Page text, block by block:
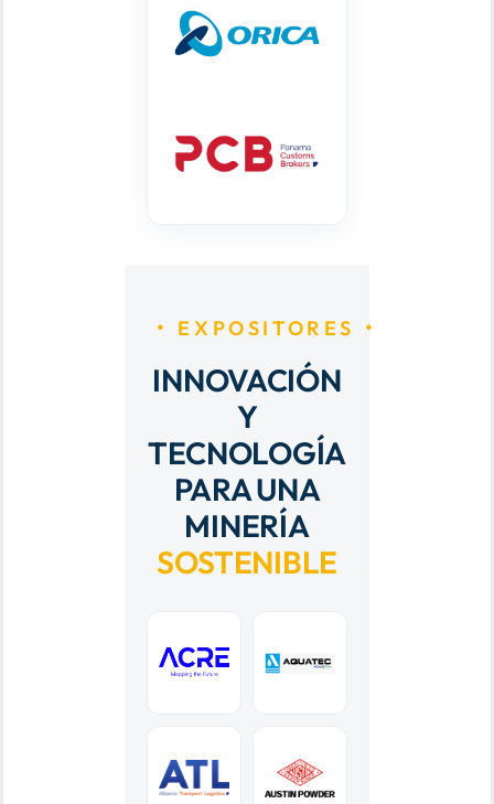
EXPOSITORES
INNOVACIÓN
Y
TECNOLOGÍA
PARA UNA
MINERÍA
SOSTENIBLE